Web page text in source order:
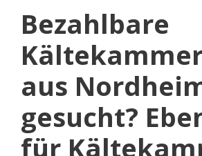
Bezahlbare
aus
gesucht?
für